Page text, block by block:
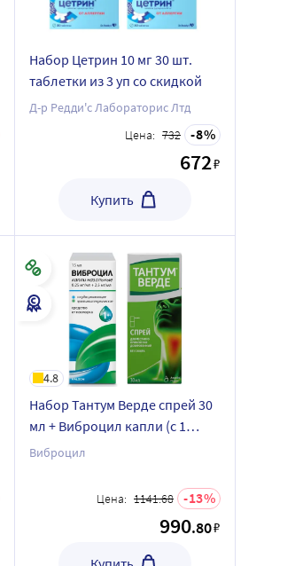
Набор Цетрин 10 мг 30 шт.
таблетки из 3 уп со скидкой
Д-р Редди'с Лабораторис Лтд
Цена: 732 8
672₽
Купить
4.8
Набор Тантум Верде спрей 30
мл + Виброцил капли (с 1
года) со скидкой
Виброцил
Цена: 1141.68 13
990.80₽